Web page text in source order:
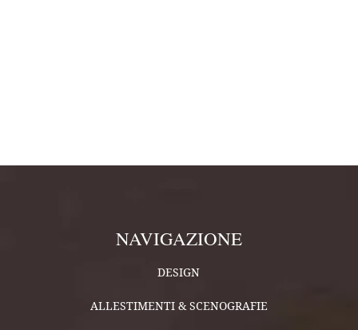
NAVIGAZIONE
DESIGN
ALLESTIMENTI & SCENOGRAFIE